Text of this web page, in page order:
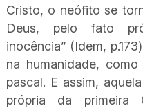
Cristo, o neófito se
Deus, pelo fato
inocência” (Idem,
na humanidade,
pascal. E assim,
própria da primeira